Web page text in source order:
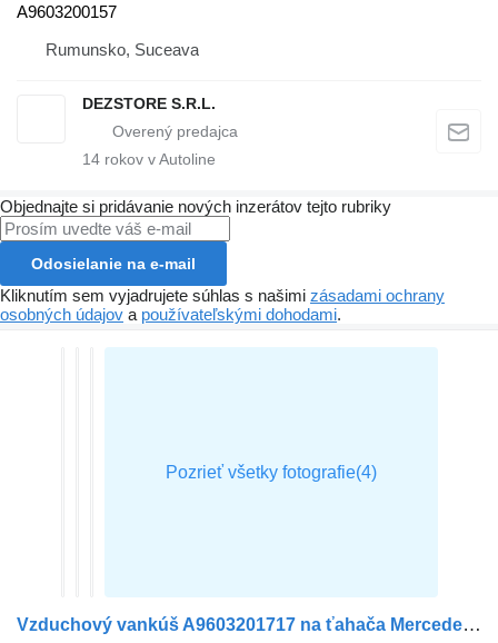
A9603200157
Rumunsko, Suceava
DEZSTORE S.R.L.
14 rokov v Autoline
Objednajte si pridávanie nových inzerátov tejto rubriky
Odosielanie na e-mail
Kliknutím sem vyjadrujete súhlas s našimi zásadami ochrany
osobných údajov a používateľskými dohodami.
Vzduchový vankúš A9603201717 na ťahača Mercedes-Benz ACTROS MP4